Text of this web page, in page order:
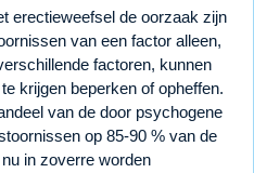
erectieweefsel de oorzaak zijn
van een factor alleen,
factoren, kunnen
krijgen beperken of opheffen.
van de door psychogene
op 85-90 % van de
in zoverre worden